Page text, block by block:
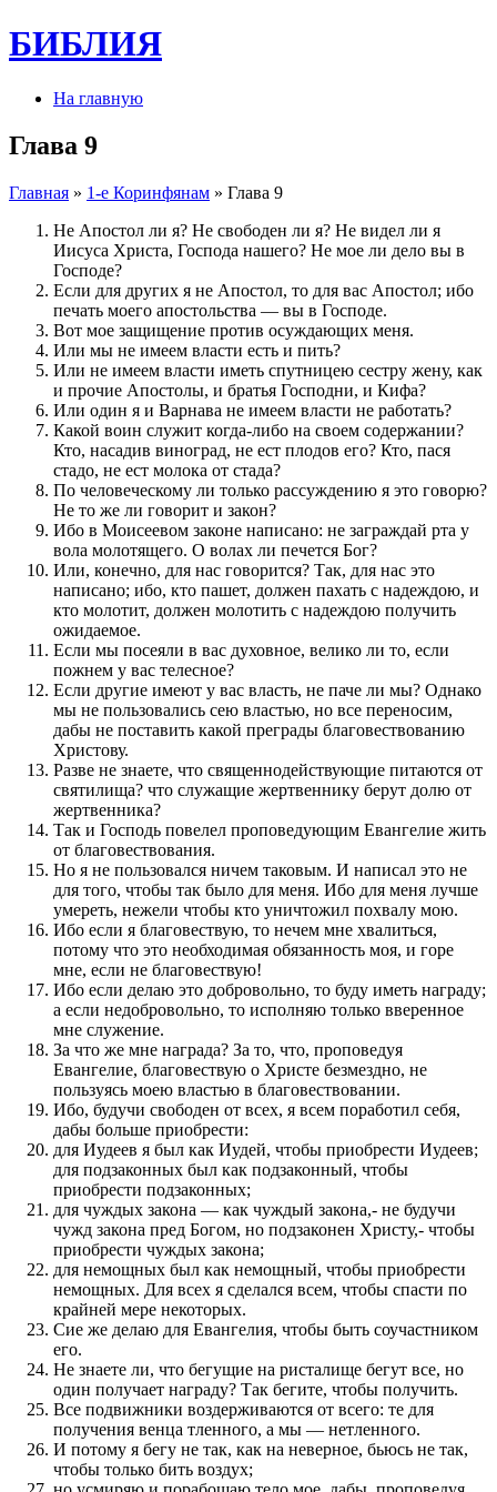
БИБЛИЯ
На главную
Глава 9
Главная » 1-е Коринфянам » Глава 9
Не Апостол ли я? Не свободен ли я? Не видел ли я
Иисуса Христа, Господа нашего? Не мое ли дело вы в
Господе?
Если для других я не Апостол, то для вас Апостол; ибо
печать моего апостольства — вы в Господе.
Вот мое защищение против осуждающих меня.
Или мы не имеем власти есть и пить?
Или не имеем власти иметь спутницею сестру жену, как
и прочие Апостолы, и братья Господни, и Кифа?
Или один я и Варнава не имеем власти не работать?
Какой воин служит когда-либо на своем содержании?
Кто, насадив виноград, не ест плодов его? Кто, пася
стадо, не ест молока от стада?
По человеческому ли только рассуждению я это говорю?
Не то же ли говорит и закон?
Ибо в Моисеевом законе написано: не заграждай рта у
вола молотящего. О волах ли печется Бог?
Или, конечно, для нас говорится? Так, для нас это
написано; ибо, кто пашет, должен пахать с надеждою, и
кто молотит, должен молотить с надеждою получить
ожидаемое.
Если мы посеяли в вас духовное, велико ли то, если
пожнем у вас телесное?
Если другие имеют у вас власть, не паче ли мы? Однако
мы не пользовались сею властью, но все переносим,
дабы не поставить какой преграды благовествованию
Христову.
Разве не знаете, что священнодействующие питаются от
святилища? что служащие жертвеннику берут долю от
жертвенника?
Так и Господь повелел проповедующим Евангелие жить
от благовествования.
Но я не пользовался ничем таковым. И написал это не
для того, чтобы так было для меня. Ибо для меня лучше
умереть, нежели чтобы кто уничтожил похвалу мою.
Ибо если я благовествую, то нечем мне хвалиться,
потому что это необходимая обязанность моя, и горе
мне, если не благовествую!
Ибо если делаю это добровольно, то буду иметь награду;
а если недобровольно, то исполняю только вверенное
мне служение.
За что же мне награда? За то, что, проповедуя
Евангелие, благовествую о Христе безмездно, не
пользуясь моею властью в благовествовании.
Ибо, будучи свободен от всех, я всем поработил себя,
дабы больше приобрести:
для Иудеев я был как Иудей, чтобы приобрести Иудеев;
для подзаконных был как подзаконный, чтобы
приобрести подзаконных;
для чуждых закона — как чуждый закона,- не будучи
чужд закона пред Богом, но подзаконен Христу,- чтобы
приобрести чуждых закона;
для немощных был как немощный, чтобы приобрести
немощных. Для всех я сделался всем, чтобы спасти по
крайней мере некоторых.
Сие же делаю для Евангелия, чтобы быть соучастником
его.
Не знаете ли, что бегущие на ристалище бегут все, но
один получает награду? Так бегите, чтобы получить.
Все подвижники воздерживаются от всего: те для
получения венца тленного, а мы — нетленного.
И потому я бегу не так, как на неверное, бьюсь не так,
чтобы только бить воздух;